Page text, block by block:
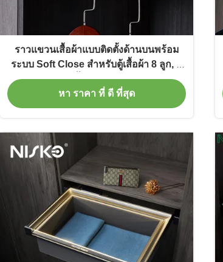
ราวแขวนเสื้อผ้าแบบติดตั้งด้านบนพร้อม
ระบบ Soft Close สำหรับตู้เสื้อผ้า 8 ลูก, ที่
แขวนเสื้อผ้าในครัวเรือน
หา ราคา ที่ ดี ที่สุด